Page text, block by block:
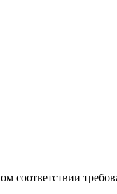
соответствии